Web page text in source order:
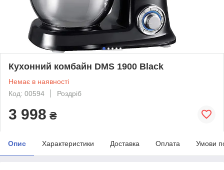
Кухонний комбайн DMS 1900 Black
Немає в наявності
Код: 00594
Роздріб
3 998 ₴
Опис Характеристики Доставка Оплата Умови